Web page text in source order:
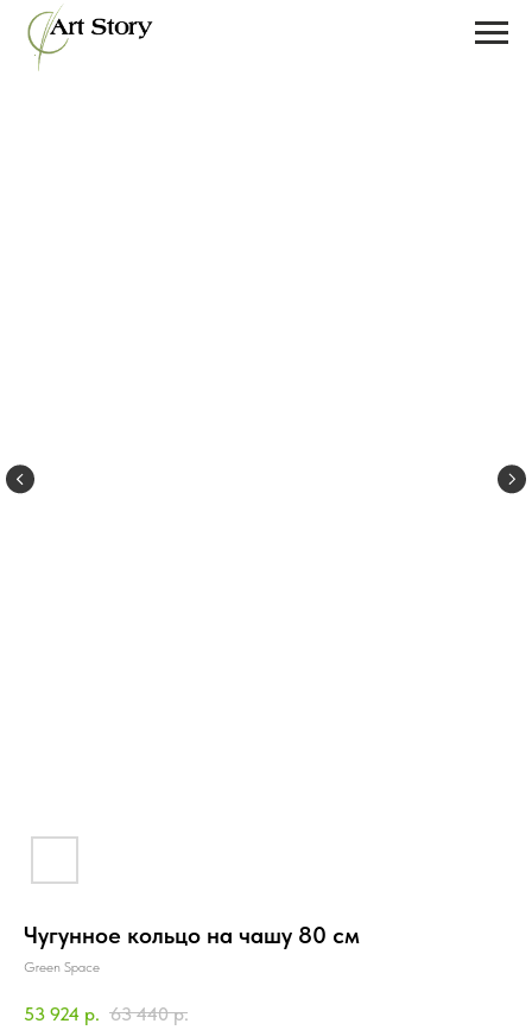
Чугунное кольцо на чашу 80 см
Green Space
53 924 р. 63 440 р.